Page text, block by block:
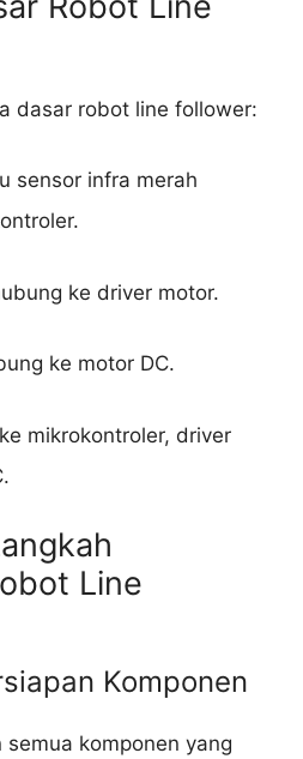
dasar robot line follower:
sensor infra merah
ke driver motor.
ke motor DC.
mikrokontroler, driver
Line
Komponen
komponen yang